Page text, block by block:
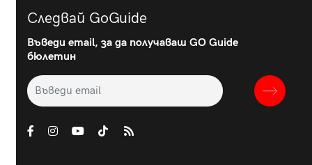
Следвай GoGuide
Въведи email, за да получаваш GO Guide
бюлетин